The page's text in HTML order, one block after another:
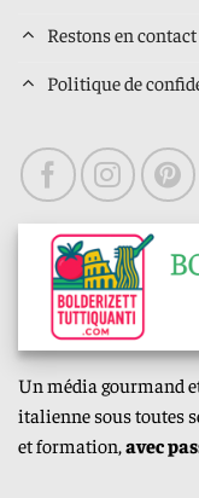
Restons en contact
Politique de
Un média gourmand
italienne sous toutes
et formation, avec